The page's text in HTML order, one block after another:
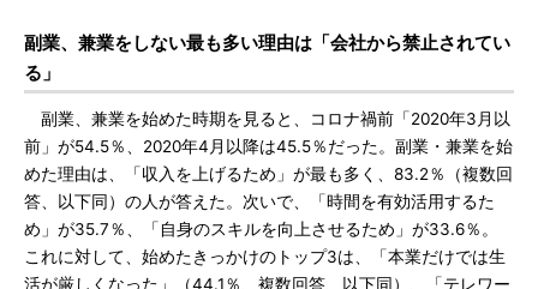
副業、兼業をしない最も多い理由は「会社から禁止されてい
る」
副業、兼業を始めた時期を見ると、コロナ禍前「2020年3月以
前」が54.5％、2020年4月以降は45.5％だった。副業・兼業を始
めた理由は、「収入を上げるため」が最も多く、83.2％（複数回
答、以下同）の人が答えた。次いで、「時間を有効活用するた
め」が35.7％、「自身のスキルを向上させるため」が33.6％。
これに対して、始めたきっかけのトップ3は、「本業だけでは生
活が厳しくなった」（44.1％、複数回答、以下同）、「テレワー